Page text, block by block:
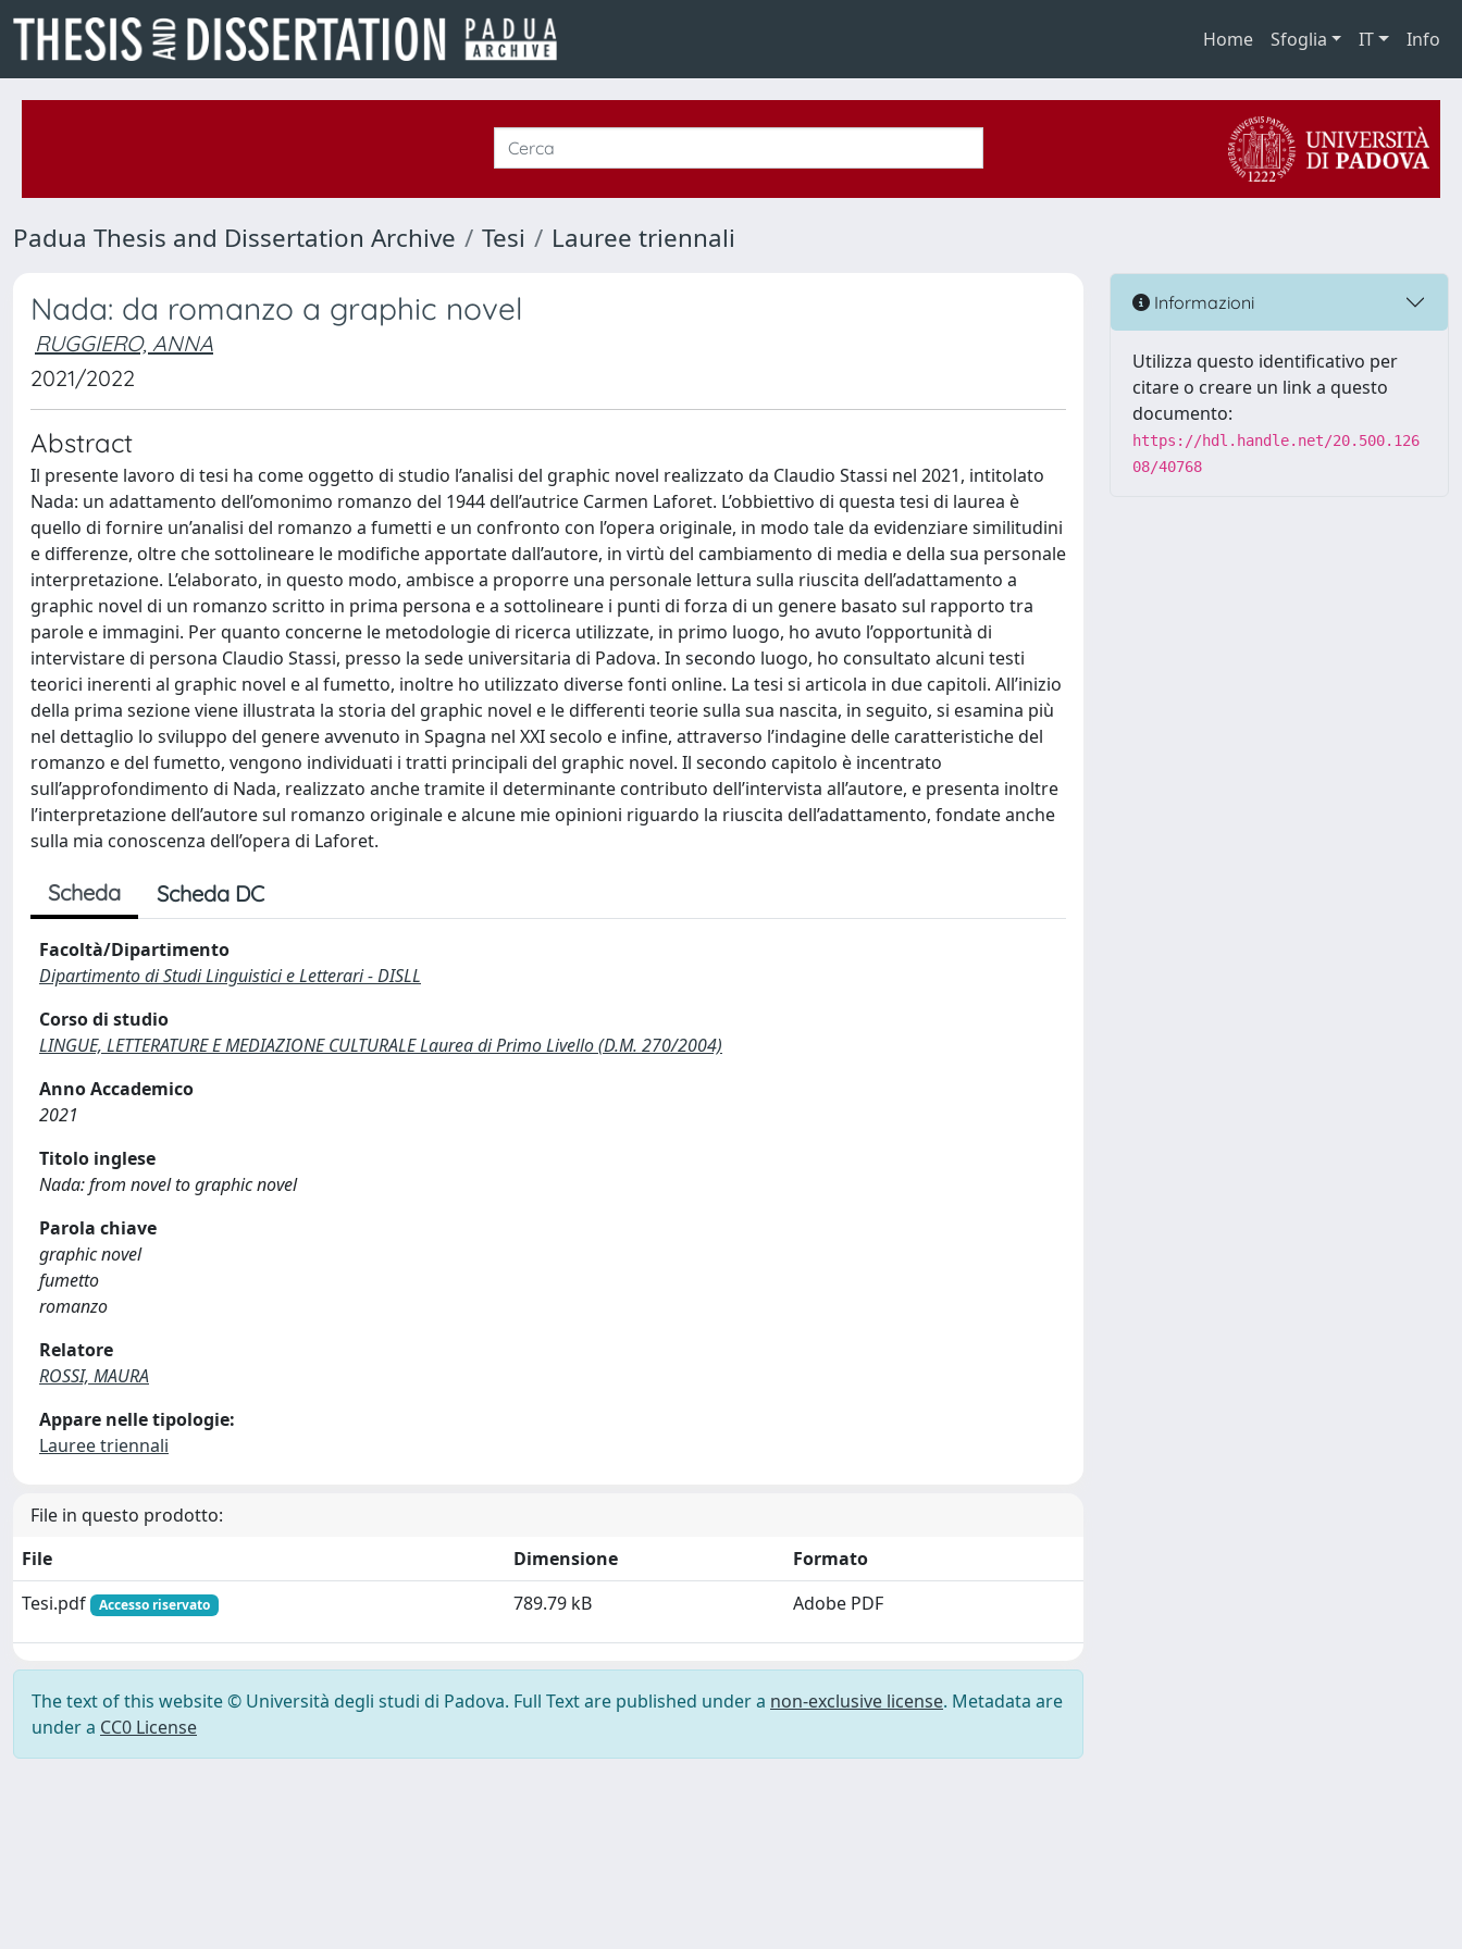
Home Sfoglia IT Info
Padua Thesis and Dissertation Archive Tesi Lauree triennali
Nada: da romanzo a graphic novel
RUGGIERO, ANNA
2021/2022
Abstract
Il presente lavoro di tesi ha come oggetto di studio l’analisi del graphic novel realizzato da Claudio Stassi nel 2021, intitolato
Nada: un adattamento dell’omonimo romanzo del 1944 dell’autrice Carmen Laforet. L’obbiettivo di questa tesi di laurea è
quello di fornire un’analisi del romanzo a fumetti e un confronto con l’opera originale, in modo tale da evidenziare similitudini
e differenze, oltre che sottolineare le modifiche apportate dall’autore, in virtù del cambiamento di media e della sua personale
interpretazione. L’elaborato, in questo modo, ambisce a proporre una personale lettura sulla riuscita dell’adattamento a
graphic novel di un romanzo scritto in prima persona e a sottolineare i punti di forza di un genere basato sul rapporto tra
parole e immagini. Per quanto concerne le metodologie di ricerca utilizzate, in primo luogo, ho avuto l’opportunità di
intervistare di persona Claudio Stassi, presso la sede universitaria di Padova. In secondo luogo, ho consultato alcuni testi
teorici inerenti al graphic novel e al fumetto, inoltre ho utilizzato diverse fonti online. La tesi si articola in due capitoli. All’inizio
della prima sezione viene illustrata la storia del graphic novel e le differenti teorie sulla sua nascita, in seguito, si esamina più
nel dettaglio lo sviluppo del genere avvenuto in Spagna nel XXI secolo e infine, attraverso l’indagine delle caratteristiche del
romanzo e del fumetto, vengono individuati i tratti principali del graphic novel. Il secondo capitolo è incentrato
sull’approfondimento di Nada, realizzato anche tramite il determinante contributo dell’intervista all’autore, e presenta inoltre
l’interpretazione dell’autore sul romanzo originale e alcune mie opinioni riguardo la riuscita dell’adattamento, fondate anche
sulla mia conoscenza dell’opera di Laforet.
Scheda Scheda DC
Facoltà/Dipartimento
Dipartimento di Studi Linguistici e Letterari - DISLL
Corso di studio
LINGUE, LETTERATURE E MEDIAZIONE CULTURALE Laurea di Primo Livello (D.M. 270/2004)
Anno Accademico
2021
Titolo inglese
Nada: from novel to graphic novel
Parola chiave
graphic novel
fumetto
romanzo
Relatore
ROSSI, MAURA
Appare nelle tipologie:
Lauree triennali
File in questo prodotto:
File
Dimensione
Formato
Tesi.pdf
Accesso riservato 789.79 kB Adobe PDF
The text of this website © Università degli studi di Padova. Full Text are published under a non-exclusive license. Metadata are
under a CC0 License
Informazioni
Utilizza questo identificativo per
citare o creare un link a questo
documento:
https://hdl.handle.net/20.500.126
08/40768